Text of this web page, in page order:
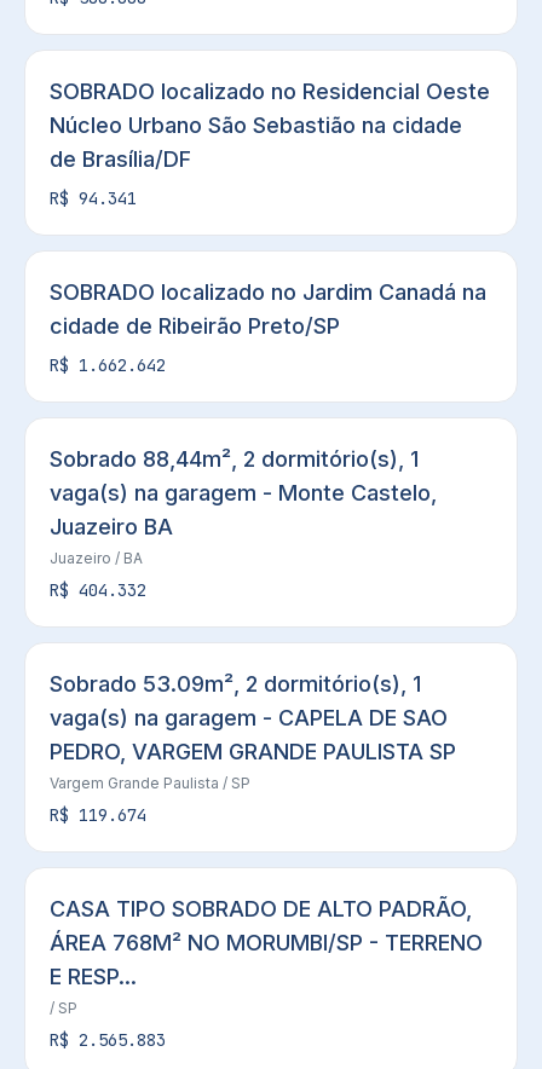
SOBRADO localizado no Residencial Oeste
Núcleo Urbano São Sebastião na cidade
de Brasília/DF
R$ 94.341
SOBRADO localizado no Jardim Canadá na
cidade de Ribeirão Preto/SP
R$ 1.662.642
Sobrado 88,44m², 2 dormitório(s), 1
vaga(s) na garagem - Monte Castelo,
Juazeiro BA
Juazeiro / BA
R$ 404.332
Sobrado 53.09m², 2 dormitório(s), 1
vaga(s) na garagem - CAPELA DE SAO
PEDRO, VARGEM GRANDE PAULISTA SP
Vargem Grande Paulista / SP
R$ 119.674
CASA TIPO SOBRADO DE ALTO PADRÃO,
ÁREA 768M² NO MORUMBI/SP - TERRENO
E RESP...
/ SP
R$ 2.565.883